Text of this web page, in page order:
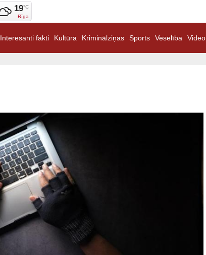
19°C
Rīga
Interesanti fakti Kultūra Kriminālziņas Sports Veselība Video